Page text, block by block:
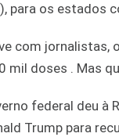
para os estados
com jornalistas,
mil doses . Mas
federal deu à
Trump para